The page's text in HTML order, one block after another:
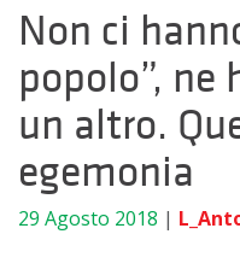
Non ci
popolo”,
un altro.
egemonia
29 Agosto 2018 |